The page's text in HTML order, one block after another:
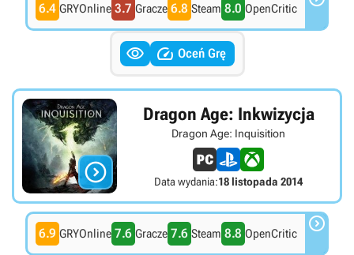
6.4 GRYOnline 3.7 Gracze 6.8 Steam 8.0 OpenCritic
  Oceń Grę

Dragon Age: Inkwizycja
Dragon Age: Inquisition
Data wydania:18 listopada 2014
6.9 GRYOnline 7.6 Gracze 7.6 Steam 8.8 OpenCritic 